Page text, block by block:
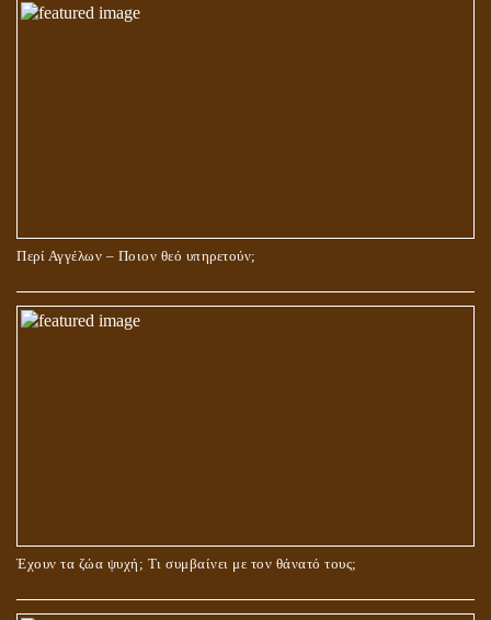
Περί Αγγέλων – Ποιον θεό υπηρετούν;
Έχουν τα ζώα ψυχή; Τι συμβαίνει με τον θάνατό τους;